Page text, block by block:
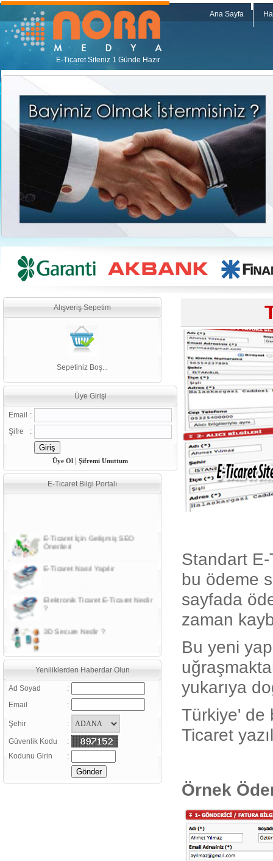
E-Ticaret Siteniz 1 Günde Hazır
Ana Sayfa
Alışveriş Sepetim
Sepetiniz Boş...
Üye Girişi
Email
:
Şifre
:
Üye Ol Şifremi Unuttum
E-Ticaret Bilgi Portalı
Önerileri
?
Güvenlik sertifikaları ile ilgili bazı
kavram ve tanımlar
Daha verimli satışlar için, Google
Analiz Kullanın
E-Ticaret (Elektronik Ticaret)
Nedir ?
E-Ticaret Sözlüğü
Yeniliklerden Haberdar Olun
Ad Soyad
:
Email
:
Şehir :
Güvenlik Kodu
:
Kodunu Girin
:
Standart
bu ödeme
sayfada
zaman
Bu yeni
yukarıya
Türkiye' de
Ticaret
Örnek